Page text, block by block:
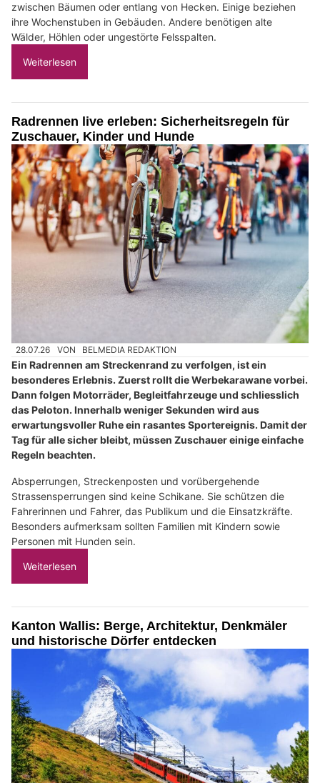
zwischen Bäumen oder entlang von Hecken. Einige beziehen
ihre Wochenstuben in Gebäuden. Andere benötigen alte
Wälder, Höhlen oder ungestörte Felsspalten.
Weiterlesen
Radrennen live erleben: Sicherheitsregeln für
Zuschauer, Kinder und Hunde
28.07.26 VON BELMEDIA REDAKTION
Ein Radrennen am Streckenrand zu verfolgen, ist ein
besonderes Erlebnis. Zuerst rollt die Werbekarawane vorbei.
Dann folgen Motorräder, Begleitfahrzeuge und schliesslich
das Peloton. Innerhalb weniger Sekunden wird aus
erwartungsvoller Ruhe ein rasantes Sportereignis. Damit der
Tag für alle sicher bleibt, müssen Zuschauer einige einfache
Regeln beachten.
Absperrungen, Streckenposten und vorübergehende
Strassensperrungen sind keine Schikane. Sie schützen die
Fahrerinnen und Fahrer, das Publikum und die Einsatzkräfte.
Besonders aufmerksam sollten Familien mit Kindern sowie
Personen mit Hunden sein.
Weiterlesen
Kanton Wallis: Berge, Architektur, Denkmäler
und historische Dörfer entdecken